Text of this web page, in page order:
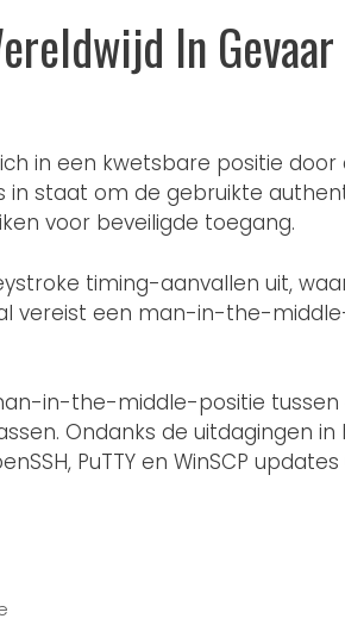
In Gevaar
in een kwetsbare positie
staat om de gebruikte
voor beveiligde toegang.
timing-aanvallen uit,
vereist een man-in-the-
in-the-middle-positie
Ondanks de uitdagingen
PuTTY en WinSCP